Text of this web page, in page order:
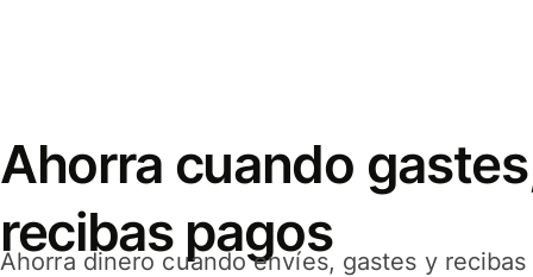
Ahorra cuando
recibas pagos
Ahorra dinero cuando envíes, gastes y